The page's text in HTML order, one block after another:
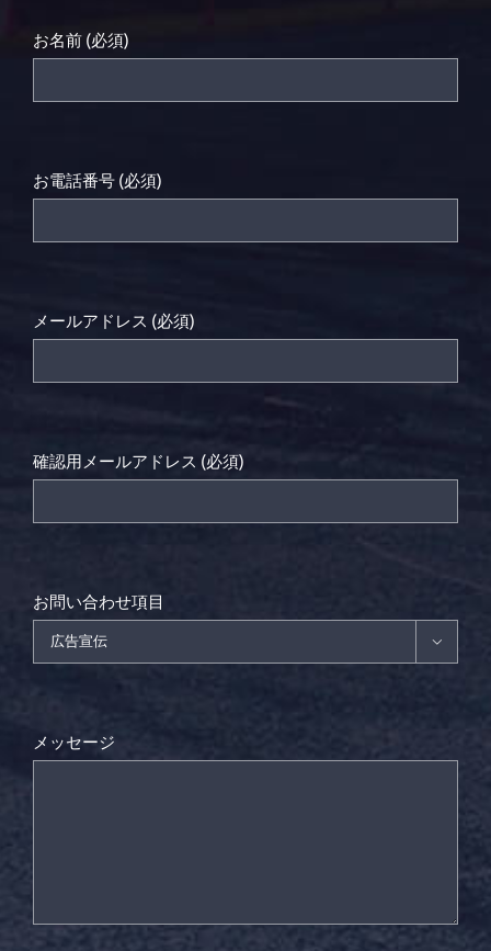
お名前 (必須)
お電話番号 (必須)
メールアドレス (必須)
確認用メールアドレス (必須)
お問い合わせ項目

メッセージ